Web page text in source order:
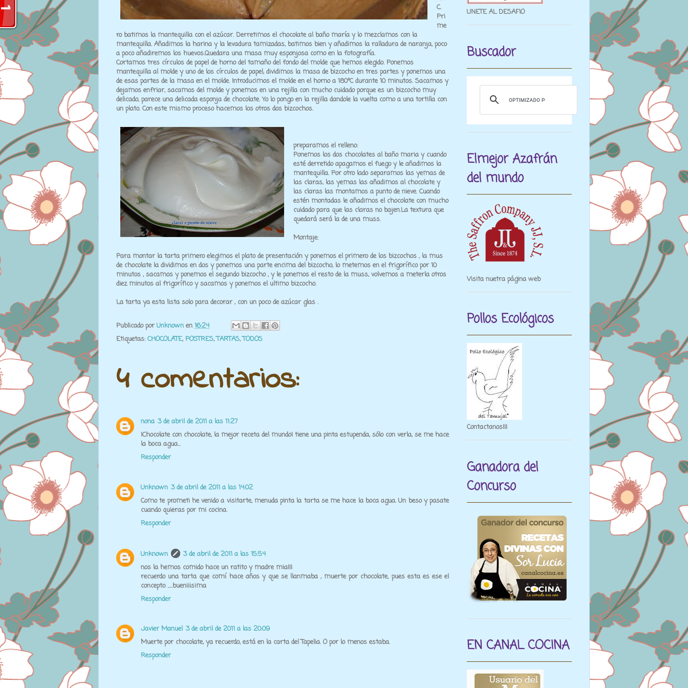
C.
Pri
me
ro batimos la mantequilla con el azúcar. Derretimos el chocolate al baño maría y lo mezclamos con la
mantequilla. Añadimos la harina y la levadura tamizadas, batimos bien y añadimos la ralladura de naranja, poco
a poco añadiremos los huevos.Quedara una masa muy esponjosa como en la fotografía.
Cortamos tres círculos de papel de horno del tamaño del fondo del molde que hemos elegido. Ponemos
mantequilla al molde y uno de los círculos de papel, dividimos la masa de bizcocho en tres partes y ponemos una
de esas partes de la masa en el molde. Introducimos el molde en el horno a 180ºC durante 10 minutos. Sacamos y
dejamos enfriar, sacamos del molde y ponemos en una rejilla con mucho cuidado porque es un bizcocho muy
delicado, parece una delicada esponja de chocolate. Yo lo pongo en la rejilla dandole la vuelta como a una tortilla con
un plato. Con este mismo proceso hacemos los otros dos bizcochos.
preparamos el relleno:
Ponemos los dos chocolates al baño maria y cuando
esté derretido apagamos el fuego y le añadimos la
mantequilla. Por otro lado separamos las yemas de
las claras, las yemas las añadimos al chocolate y
las claras las montamos a punto de nieve. Cuando
estén montadas le añadimos el chocolate con mucho
cuidado para que las claras no bajen.La textura que
quedará será la de una muss.
Montaje:
Para montar la tarta primero elegimos el plato de presentación y ponemos el primero de los bizcochos , la mus
de chocolate la dividimos en dos y ponemos una parte encima del bizcocho, lo metemos en el frigorífico por 10
minutos , sacamos y ponemos el segundo bizcocho , y le ponemos el resto de la muss, volvemos a meterla otros
diez minutos al frigorífico y sacamos y ponemos el ultimo bizcocho.
La tarta ya esta lista solo para decorar , con un poco de azúcar glas .
Publicado porUnknown en 16:24
Etiquetas: CHOCOLATE, POSTRES,TARTAS,TODOS
4 comentarios:
nona 3 de abril de 2011 a las 11:27
!Chocolate con chocolate, la mejor receta del mundo! tiene una pinta estupenda, sólo con verla, se me hace
la boca agua...
Responder
Unknown 3 de abril de 2011 a las 14:02
Como te prometi he venido a visitarte, menuda pinta la tarta se me hace la boca agua. Un beso y pasate
cuando quieras por mi cocina.
Responder
Unknown
3 de abril de 2011 a las 15:54
nos la hemos comido hace un ratito y madre mia¡¡¡
recuerdo una tarta que comí hace años y que se llanmaba , muerte por chocolate, pues esta es ese el
concepto .....bueniiisima
Responder
Javier Manuel 3 de abril de 2011 a las 20:09
Muerte por chocolate, ya recuerdo, está en la carta del Tapelia. O por lo menos estaba.
Responder
UNETE AL DESAFIO
Buscador
Elmejor Azafrán
del mundo
Visita nuetra página web
Pollos Ecológicos
Contactanos¡¡¡
Ganadora del
Concurso
EN CANAL COCINA